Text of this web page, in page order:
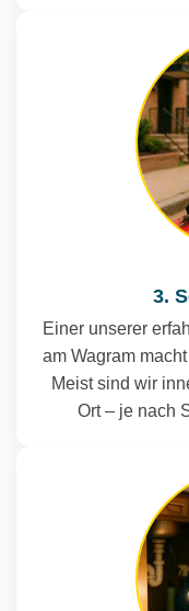
3.
Einer unserer
am Wagram
Meist sind wir
Ort – je nach